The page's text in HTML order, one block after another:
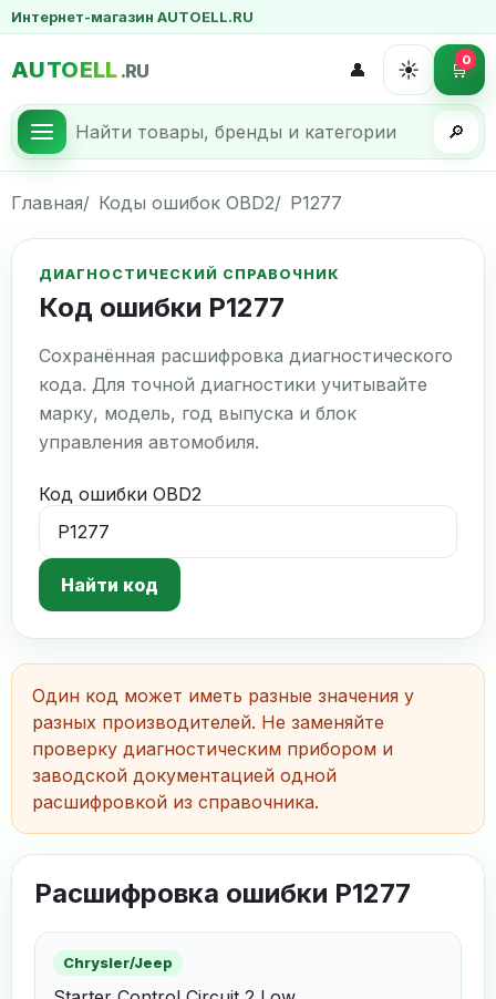
Интернет-магазин AUTOELL.RU
AUTOELL .RU
🔎
👤 ☀️ 🛒0
Главная Коды ошибок OBD2 P1277
ДИАГНОСТИЧЕСКИЙ СПРАВОЧНИК
Код ошибки P1277
Сохранённая расшифровка диагностического
кода. Для точной диагностики учитывайте
марку, модель, год выпуска и блок
управления автомобиля.
Код ошибки OBD2
Найти код
Один код может иметь разные значения у
разных производителей. Не заменяйте
проверку диагностическим прибором и
заводской документацией одной
расшифровкой из справочника.
Расшифровка ошибки P1277
Chrysler/Jeep